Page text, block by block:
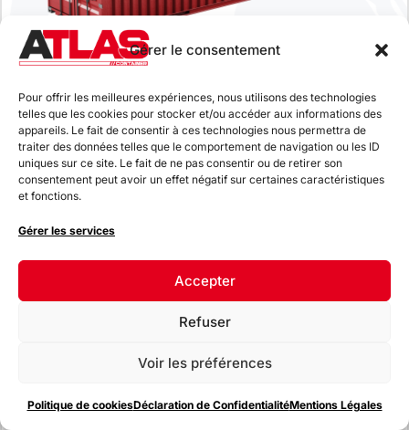
Gérer le consentement
Pour offrir les meilleures expériences, nous utilisons des technologies
telles que les cookies pour stocker et/ou accéder aux informations des
appareils. Le fait de consentir à ces technologies nous permettra de
traiter des données telles que le comportement de navigation ou les ID
uniques sur ce site. Le fait de ne pas consentir ou de retirer son
consentement peut avoir un effet négatif sur certaines caractéristiques
et fonctions.
Gérer les services
Accepter
Refuser
Voir les préférences
Politique de cookiesDéclaration de ConfidentialitéMentions Légales
CONTAINER MARITIME
40 PIEDS RAL 3031
Surface : 29,7 m²
Capacité : 67,7 m³
Longueur : 12,19 m
Poids : 3900 Kg
Certification : ISO 1161 & 9001
EN SAVOIR PLUS